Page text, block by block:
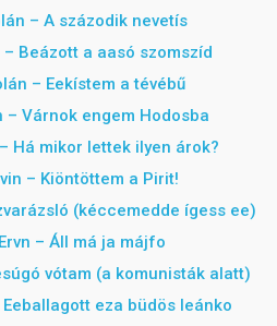
– A százodik nevetís
Beázott a aasó szomszíd
– Eekístem a tévébű
Várnok engem Hodosba
Há mikor lettek ilyen árok?
– Kiöntöttem a Pirit!
(kéccemedde ígess ee)
– Áll má ja májfo
vótam (a komunisták alatt)
eza büdös leánko